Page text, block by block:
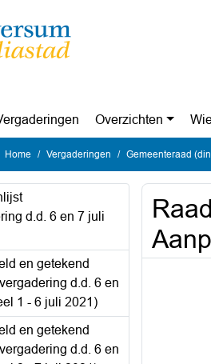
Overzichten
Home Vergaderingen Gemeenteraad
d.d. 6 en 7 juli
en getekend
d.d. 6 en
1 - 6 juli 2021)
en getekend
d.d. 6 en